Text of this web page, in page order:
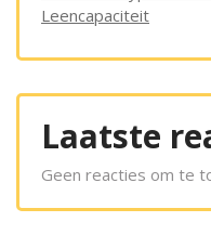
Leencapaciteit
Laatste
Geen reacties om te